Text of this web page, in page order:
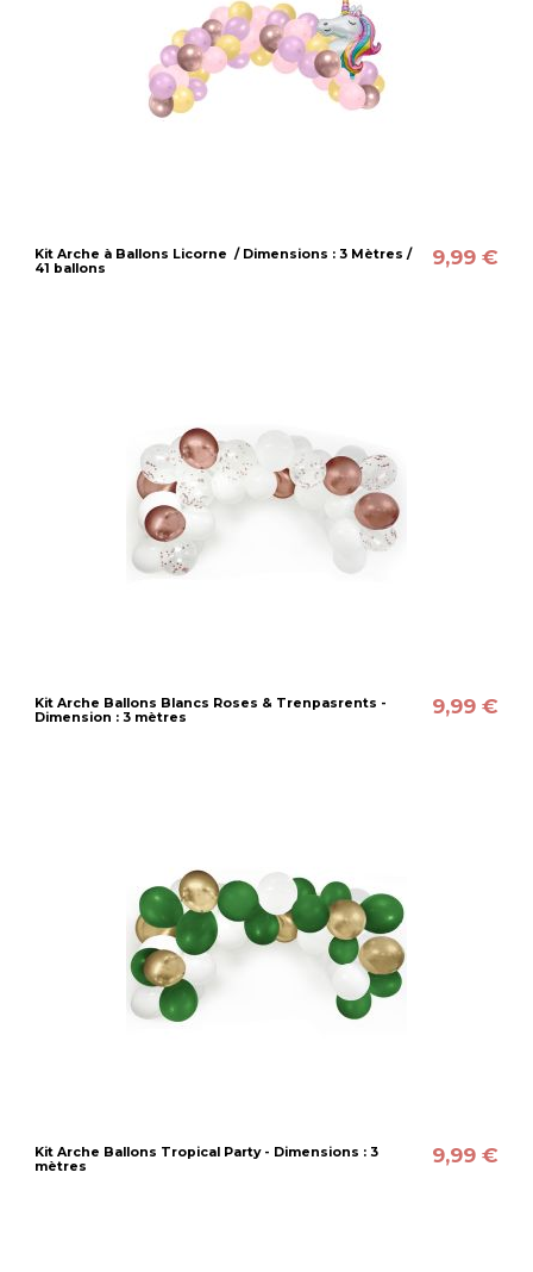
Kit Arche à Ballons Licorne / Dimensions : 3 Mètres /
41 ballons
9,99 €
Kit Arche Ballons Blancs Roses & Trenpasrents -
Dimension : 3 mètres
9,99 €
Kit Arche Ballons Tropical Party - Dimensions : 3
mètres
9,99 €